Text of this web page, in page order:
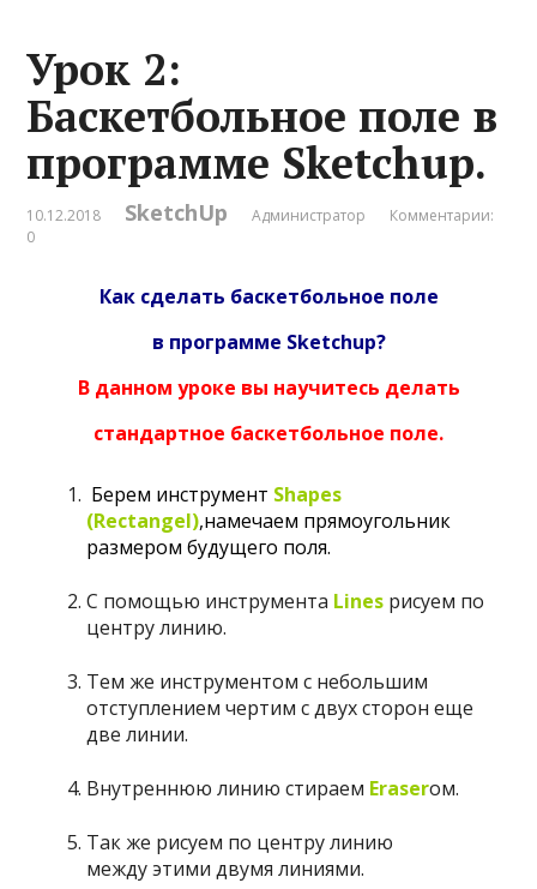
Урок 2:
Баскетбольное поле в
программе Sketchup.
10.12.2018 SketchUp Администратор
Комментарии:
0
Как сделать баскетбольное поле
в программе Sketchup?
В данном уроке вы научитесь делать
стандартное баскетбольное поле.
Берем инструмент Shapes
(Rectangel),намечаем прямоугольник
размером будущего поля.
С помощью инструмента Lines рисуем по
центру линию.
Тем же инструментом с небольшим
отступлением чертим с двух сторон еще
две линии.
Внутреннюю линию стираем Eraserом.
Так же рисуем по центру линию
между этими двумя линиями.